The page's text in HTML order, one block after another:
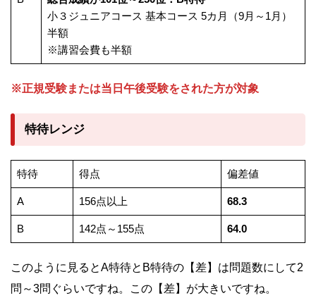
小３ジュニアコース 基本コース 5カ月（9月～1月）
半額
※講習会費も半額
※正規受験または当日午後受験をされた方が対象
特待レンジ
特待 得点 偏差値
A 156点以上 68.3
B 142点～155点 64.0
このように見るとA特待とB特待の【差】は問題数にして2
問～3問ぐらいですね。この【差】が大きいですね。